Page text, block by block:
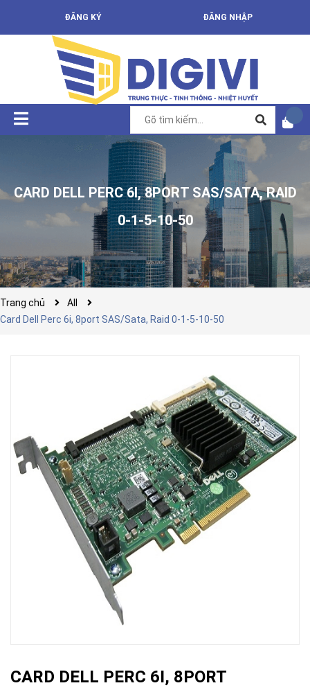
ĐĂNG KÝ ĐĂNG NHẬP
CARD DELL PERC 6I, 8PORT SAS/SATA, RAID
0-1-5-10-50
Trang chủ
All
Card Dell Perc 6i, 8port SAS/Sata, Raid 0-1-5-10-50
CARD DELL PERC 6I, 8PORT